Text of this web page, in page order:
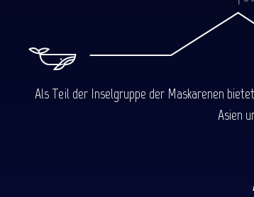
Als Teil der Inselgruppe der Maskarenen
Asien